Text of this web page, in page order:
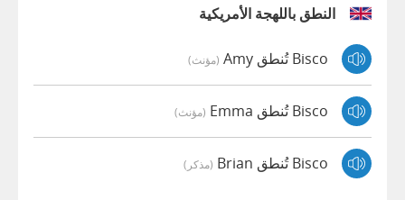
النطق باللهجة الأمريكية
Bisco تُنطق Amy (مؤنث)
Bisco تُنطق Emma (مؤنث)
Bisco تُنطق Brian (مذكر)